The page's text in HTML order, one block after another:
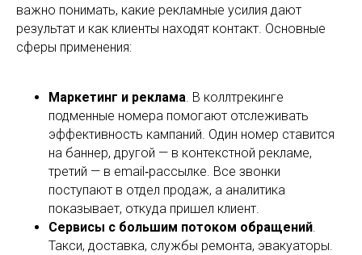
важно понимать, какие рекламные усилия дают
результат и как клиенты находят контакт. Основные
сферы применения:
Маркетинг и реклама. В коллтрекинге
подменные номера помогают отслеживать
эффективность кампаний. Один номер ставится
на баннер, другой — в контекстной рекламе,
третий — в email‑рассылке. Все звонки
поступают в отдел продаж, а аналитика
показывает, откуда пришел клиент.
Сервисы с большим потоком обращений.
Такси, доставка, службы ремонта, эвакуаторы.